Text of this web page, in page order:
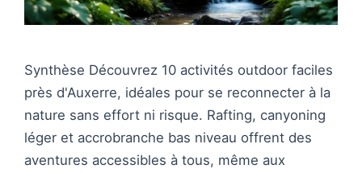
Synthèse Découvrez 10 activités outdoor faciles
près d'Auxerre, idéales pour se reconnecter à la
nature sans effort ni risque. Rafting, canyoning
léger et accrobranche bas niveau offrent des
aventures accessibles à tous, même aux